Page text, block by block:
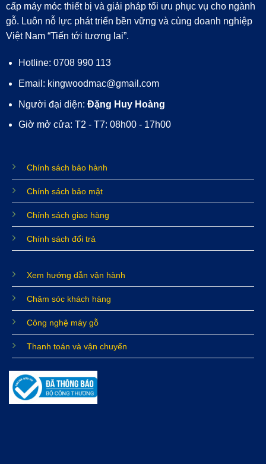
cấp máy móc thiết bị và giải pháp tối ưu phục vụ cho ngành
gỗ. Luôn nỗ lực phát triển bền vững và cùng doanh nghiệp
Việt Nam “Tiến tới tương lai”.
Hotline: 0708 990 113
Email: kingwoodmac@gmail.com
Người đại diện: Đặng Huy Hoàng
Giờ mở cửa: T2 - T7: 08h00 - 17h00
Chính sách bảo hành
Chính sách bảo mật
Chính sách giao hàng
Chính sách đổi trả
Xem hướng dẫn vận hành
Chăm sóc khách hàng
Công nghệ máy gỗ
Thanh toán và vận chuyển